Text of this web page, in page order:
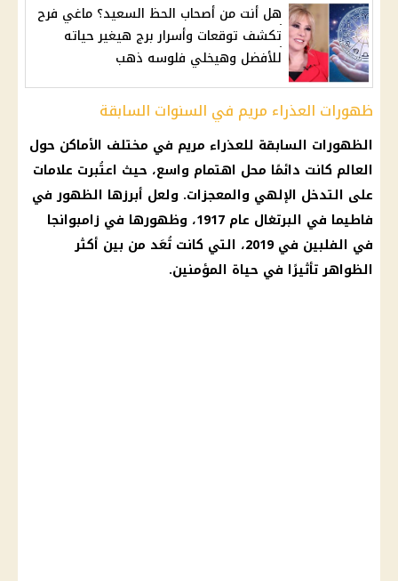
هل أنت من أصحاب الحظ السعيد؟ ماغي فرح
تكشف توقعات وأسرار برج هيغير حياته
للأفضل وهيخلي فلوسه ذهب
ظهورات العذراء مريم في السنوات السابقة
الظهورات السابقة للعذراء مريم في مختلف الأماكن حول
العالم كانت دائمًا محل اهتمام واسع، حيث اعتُبرت علامات
على التدخل الإلهي والمعجزات. ولعل أبرزها الظهور في
فاطيما في البرتغال عام 1917، وظهورها في زامبوانجا
في الفلبين في 2019، التي كانت تُعَد من بين أكثر
الظواهر تأثيرًا في حياة المؤمنين.